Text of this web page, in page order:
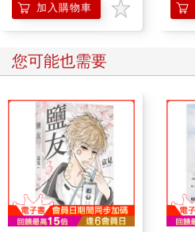
加入購物車
您可能也需要